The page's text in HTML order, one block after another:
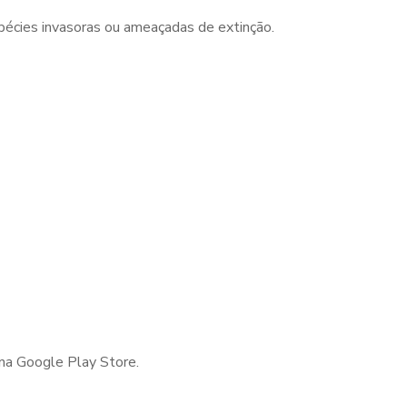
invasoras ou ameaçadas de extinção.
Google Play Store.